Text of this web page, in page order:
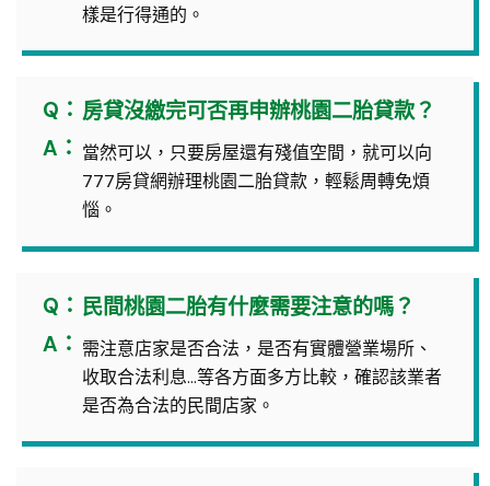
樣是行得通的。
Q： 房貸沒繳完可否再申辦桃園二胎貸款？
A： 當然可以，只要房屋還有殘值空間，就可以向
777房貸網辦理桃園二胎貸款，輕鬆周轉免煩
惱。
Q： 民間桃園二胎有什麼需要注意的嗎？
A： 需注意店家是否合法，是否有實體營業場所、
收取合法利息…等各方面多方比較，確認該業者
是否為合法的民間店家。